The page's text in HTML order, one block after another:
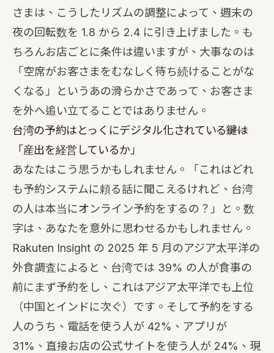
さまは、こうしたリズムの調整によって、週末の
夜の回転数を 1.8 から 2.4 に引き上げました。も
ちろんお店ごとに条件は違いますが、大事なのは
「空席がお客さまをむなしく待ち続けることがな
くなる」というあの滑らかさであって、お客さま
を外へ追い立てることではありません。
台湾の予約はとっくにデジタル化されている――鍵は
「産出を経営しているか」
あなたはこう思うかもしれません。「これはどれ
も予約システムに頼る話に聞こえるけれど、台湾
の人は本当にオンライン予約をするの？」と。数
字は、あなたを意外に思わせるかもしれません。
Rakuten Insight の 2025 年 5 月のアジア太平洋の
外食調査によると、台湾では 39% の人が食事の
前にまず予約をし、これはアジア太平洋でも上位
（中国とインドに次ぐ）です。そして予約をする
人のうち、電話を使う人が 42%、アプリが
31%、直接お店の公式サイトを使う人が 24%、現